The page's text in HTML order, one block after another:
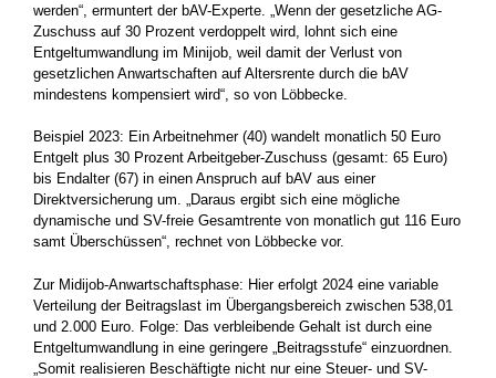
werden“, ermuntert der bAV-Experte. „Wenn der gesetzliche AG-
Zuschuss auf 30 Prozent verdoppelt wird, lohnt sich eine
Entgeltumwandlung im Minijob, weil damit der Verlust von
gesetzlichen Anwartschaften auf Altersrente durch die bAV
mindestens kompensiert wird“, so von Löbbecke.
Beispiel 2023: Ein Arbeitnehmer (40) wandelt monatlich 50 Euro
Entgelt plus 30 Prozent Arbeitgeber-Zuschuss (gesamt: 65 Euro)
bis Endalter (67) in einen Anspruch auf bAV aus einer
Direktversicherung um. „Daraus ergibt sich eine mögliche
dynamische und SV-freie Gesamtrente von monatlich gut 116 Euro
samt Überschüssen“, rechnet von Löbbecke vor.
Zur Midijob-Anwartschaftsphase: Hier erfolgt 2024 eine variable
Verteilung der Beitragslast im Übergangsbereich zwischen 538,01
und 2.000 Euro. Folge: Das verbleibende Gehalt ist durch eine
Entgeltumwandlung in eine geringere „Beitragsstufe“ einzuordnen.
„Somit realisieren Beschäftigte nicht nur eine Steuer- und SV-